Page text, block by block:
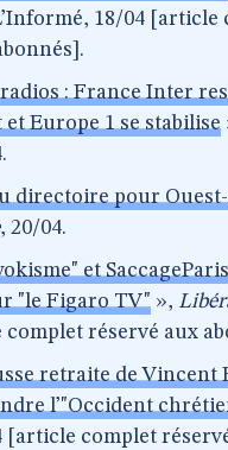
18/04 [article
: France Inter
Europe 1 se stabilise
directoire pour
, 20/04.
et
"le Figaro TV" »,
réservé aux
retraite de Vincent
l’"Occident
[article complet